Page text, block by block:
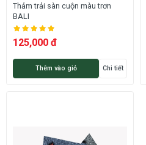
Thảm trải sàn cuộn màu trơn
BALI
125,000 đ
Thêm vào giỏ Chi tiết